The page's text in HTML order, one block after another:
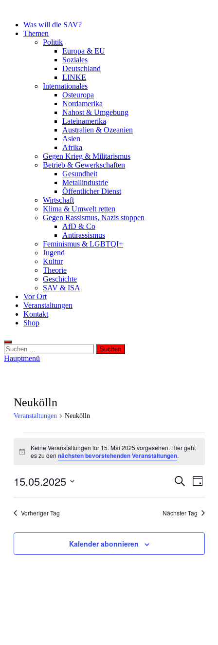
springenWas will die SAV?
Themen
Politik
Europa & EU
Soziales
Deutschland
LINKE
Internationales
Osteuropa
Nordamerika
Nahost & Umgebung
Lateinamerika
Australien & Ozeanien
Asien
Afrika
Gegen Krieg & Militarismus
Betrieb & Gewerkschaften
Gesundheit
Metallindustrie
Öffentlicher Dienst
Wirtschaft
Klima & Umwelt retten
Gegen Rassismus, Nazis stoppen
AfD & Co
Antirassismus
Feminismus & LGBTQI+
Jugend
Kultur
Theorie
Geschichte
SAV & ISA
Vor Ort
Veranstaltungen
Kontakt
Shop
Suchen
nach:
Hauptmenü
Neukölln
Veranstaltungen Neukölln
für
Mai
Hinweis
Keine Veranstaltungen für 15. Mai 2025 vorgesehen. Hier geht
es zu dennächsten bevorstehenden Veranstaltungen.
Suche
Tag
15.05.2025
Vorheriger Tag
Nächster Tag
Kalender abonnieren